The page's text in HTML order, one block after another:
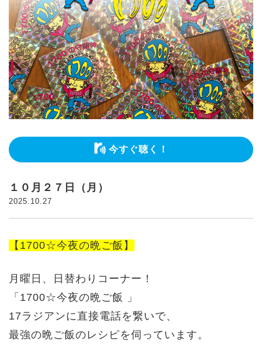
今すぐ聴く！
１０月２７日（月）
2025.10.27
【1700☆今夜の晩ご飯】
月曜日、日替わりコーナー！
「1700☆今夜の晩ご飯 」
17ラジアンに直接電話を繋いで、
最強の晩ご飯のレシピを伺っています。